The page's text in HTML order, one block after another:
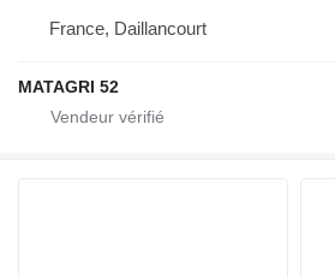
France, Daillancourt
MATAGRI 52